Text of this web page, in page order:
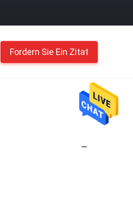
Fordern Sie Ein Zitat